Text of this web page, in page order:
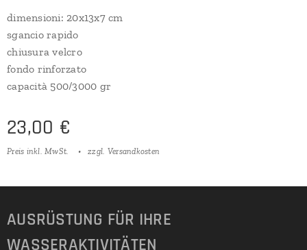
dimensioni: 20x13x7 cm
sgancio rapido
chiusura velcro
fondo rinforzato
capacità 500/3000 gr
23,00 €
Preis inkl. MwSt. zzgl. Versandkosten
AUSRÜSTUNG FÜR IHRE
WASSERAKTIVITÄTEN